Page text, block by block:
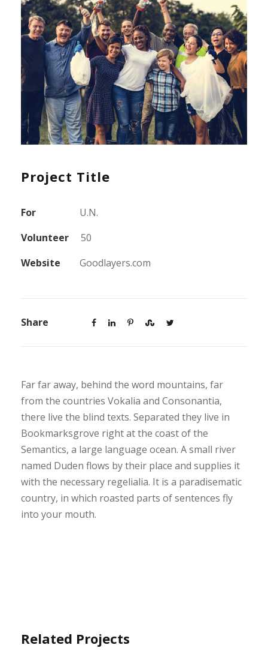
Project Title
For
U.N.
Volunteer
50
Website
Goodlayers.com
Share
Far far away, behind the word mountains, far
from the countries Vokalia and Consonantia,
there live the blind texts. Separated they live in
Bookmarksgrove right at the coast of the
Semantics, a large language ocean. A small river
named Duden flows by their place and supplies it
with the necessary regelialia. It is a paradisematic
country, in which roasted parts of sentences fly
into your mouth.
Related Projects